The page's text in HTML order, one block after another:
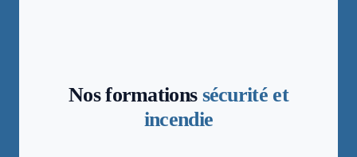
Nos formations sécurité et
incendie